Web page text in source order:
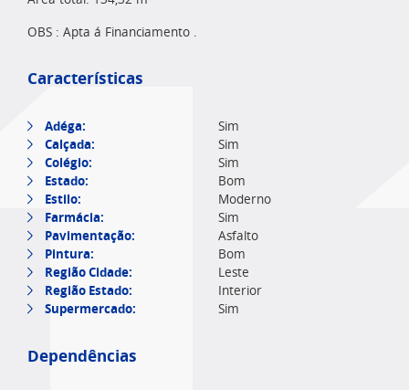
OBS : Apta á Financiamento .
Características
Adéga: Sim
Calçada: Sim
Colégio: Sim
Estado: Bom
Estilo: Moderno
Farmácia: Sim
Pavimentação: Asfalto
Pintura: Bom
Região Cidade: Leste
Região Estado: Interior
Supermercado: Sim
Dependências